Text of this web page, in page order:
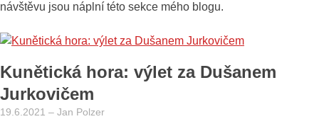
návštěvu jsou náplní této sekce mého blogu.
Kunětická hora: výlet za Dušanem
Jurkovičem
19.6.2021 – Jan Polzer